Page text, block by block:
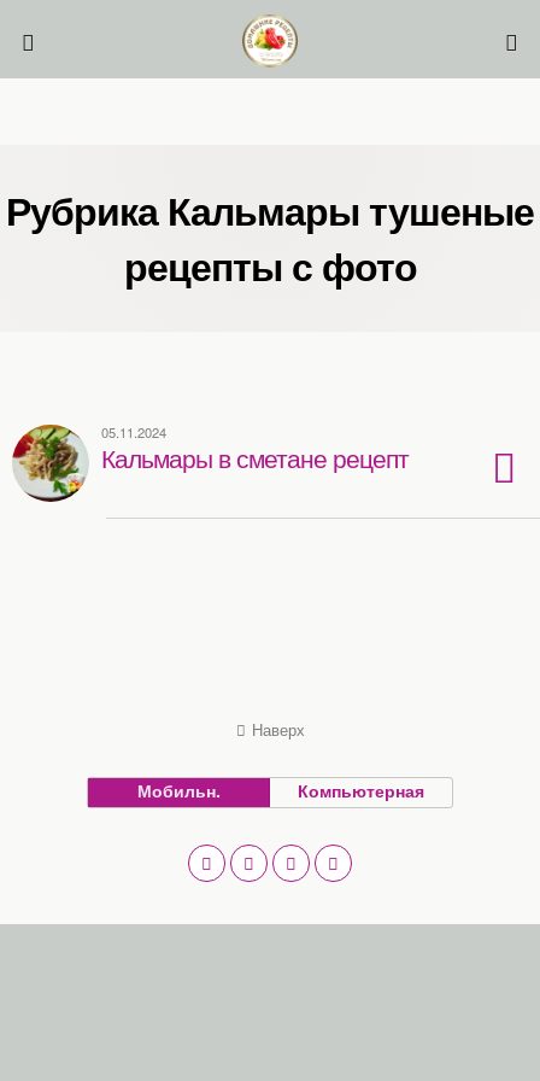
Рубрика Кальмары тушеные
рецепты с фото
05.11.2024
Кальмары в сметане рецепт
Наверх
Мобильн. Компьютерная